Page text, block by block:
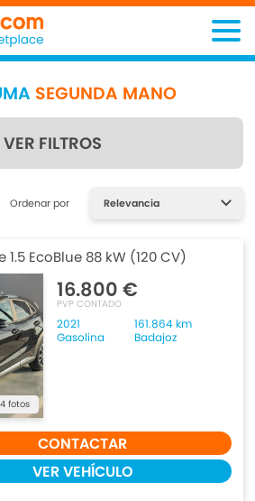
SEGUNDA MANO
VER FILTROS
lo que estás
Ordenar por
1.5 EcoBlue 88 kW (120 CV)
fotos
16.800 €
PVP CONTADO
2021
161.864 km
Gasolina
Badajoz
CONTACTAR
VER VEHÍCULO